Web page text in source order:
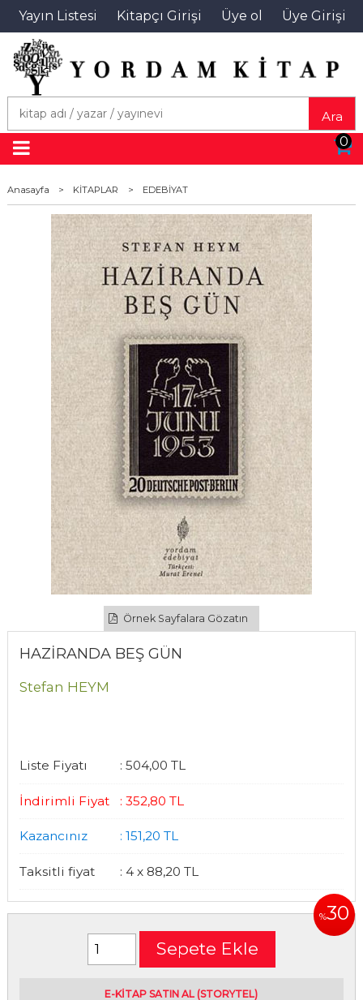
Yayın Listesi Kitapçı Girişi Üye ol Üye Girişi
Ara
0
Anasayfa > KİTAPLAR > EDEBİYAT
Örnek Sayfalara Gözatın
HAZİRANDA BEŞ GÜN
Stefan HEYM
Liste Fiyatı : 504,00 TL
İndirimli Fiyat : 352,80 TL
Kazancınız : 151,20 TL
Taksitli fiyat : 4 x 88,20 TL
%30
Sepete Ekle
E-KİTAP SATIN AL (STORYTEL)